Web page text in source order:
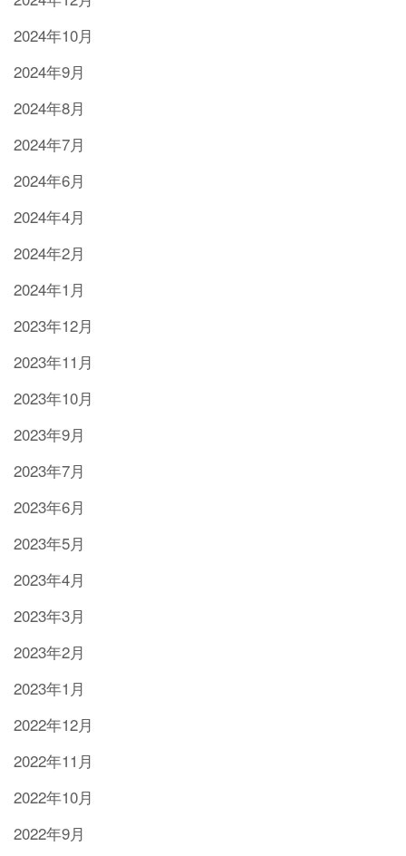
2024年10月
2024年9月
2024年8月
2024年7月
2024年6月
2024年4月
2024年2月
2024年1月
2023年12月
2023年11月
2023年10月
2023年9月
2023年7月
2023年6月
2023年5月
2023年4月
2023年3月
2023年2月
2023年1月
2022年12月
2022年11月
2022年10月
2022年9月